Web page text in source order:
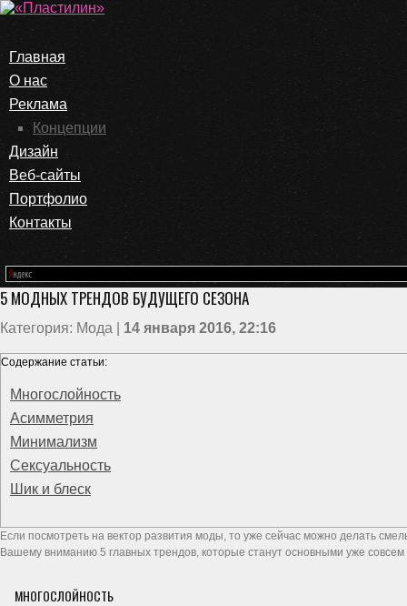
Главная
О нас
Реклама
Концепции
Дизайн
Веб-сайты
Портфолио
Контакты
5 МОДНЫХ ТРЕНДОВ БУДУЩЕГО СЕЗОНА
Категория: Мода | 14 января 2016, 22:16
Содержание статьи:
Многослойность
Асимметрия
Минимализм
Сексуальность
Шик и блеск
Если посмотреть на вектор развития моды, то уже сейчас можно делать
Вашему вниманию 5 главных трендов, которые станут основными уже совсем
МНОГОСЛОЙНОСТЬ